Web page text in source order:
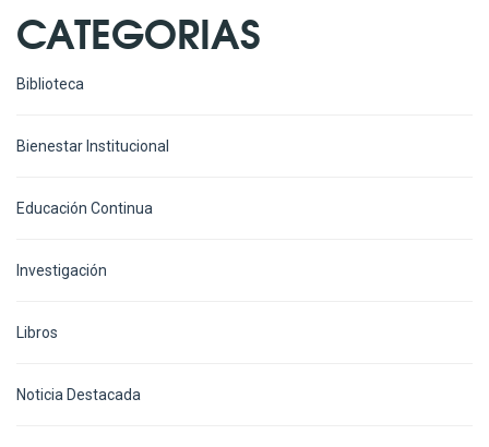
CATEGORIAS
Biblioteca
Bienestar Institucional
Educación Continua
Investigación
Libros
Noticia Destacada